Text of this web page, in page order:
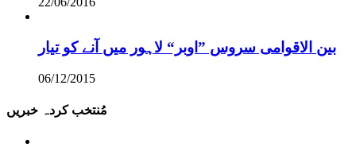
بین الاقوامی سروس ”اوبر“ لاہور میں آنے کو تیار
06/12/2015
مُنتخب کردہ خبریں